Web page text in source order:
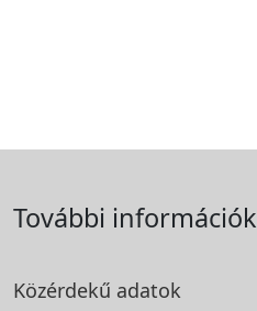
További információk
Közérdekű adatok